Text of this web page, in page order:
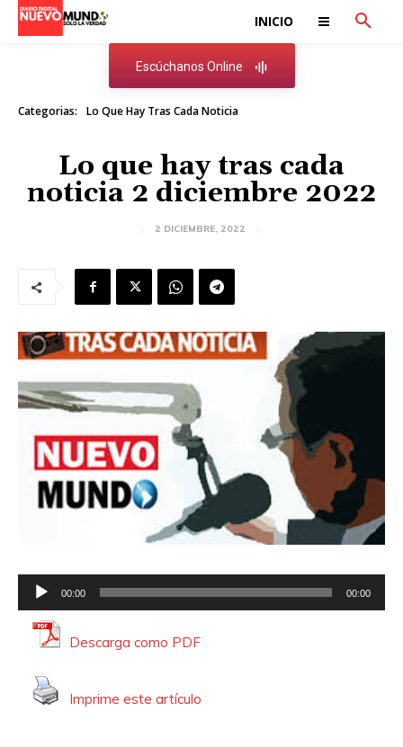
INICIO
Escúchanos Online
Categorias: Lo Que Hay Tras Cada Noticia
Lo que hay tras cada
noticia 2 diciembre 2022
2 DICIEMBRE, 2022
e
00:00 00:00
Descarga como PDF
Imprime este artículo